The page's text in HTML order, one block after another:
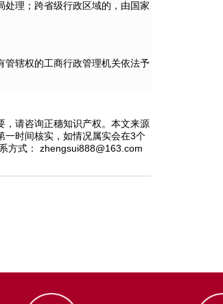
处理；跨省级行政区域的，由国家
管辖权的工商行政管理机关依法予
，请咨询正穗知识产权。本文来源
一时间核实，如情况属实会在3个
方式： zhengsui888@163.com